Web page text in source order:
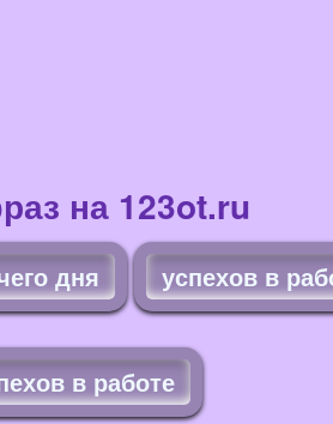
на 123ot.ru
дня успехов в
в работе